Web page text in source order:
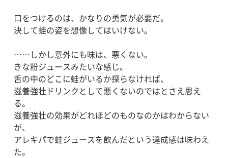
口をつけるのは、かなりの勇気が必要だ。
決して蛙の姿を想像してはいけない。
……しかし意外にも味は、悪くない。
きな粉ジュースみたいな感じ。
舌の中のどこに蛙がいるか探らなければ、
滋養強壮ドリンクとして悪くないのではとさえ思え
る。
滋養強壮の効果がどれほどのものなのかはわからない
が、
アレキパで蛙ジュースを飲んだという達成感は味わえ
た。